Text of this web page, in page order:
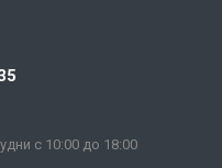
с 10:00 до 18:00